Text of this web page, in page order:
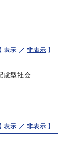
表示 ／非表示 】
慮型社会
表示 ／非表示 】